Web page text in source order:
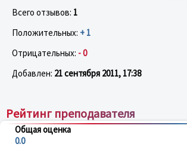
Всего отзывов: 1
Положительных: + 1
Отрицательных: - 0
Добавлен: 21 сентября 2011, 17:38
Рейтинг преподавателя
Общая оценка
0.0